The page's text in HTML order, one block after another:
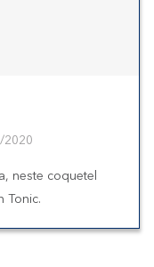
neste coquetel
Tonic.